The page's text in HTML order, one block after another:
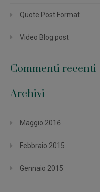
Quote Post Format
Video Blog post
Commenti recenti
Archivi
Maggio 2016
Febbraio 2015
Gennaio 2015